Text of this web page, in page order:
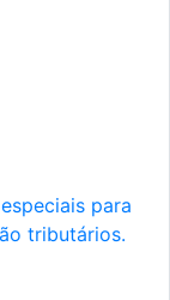
para
tributários.